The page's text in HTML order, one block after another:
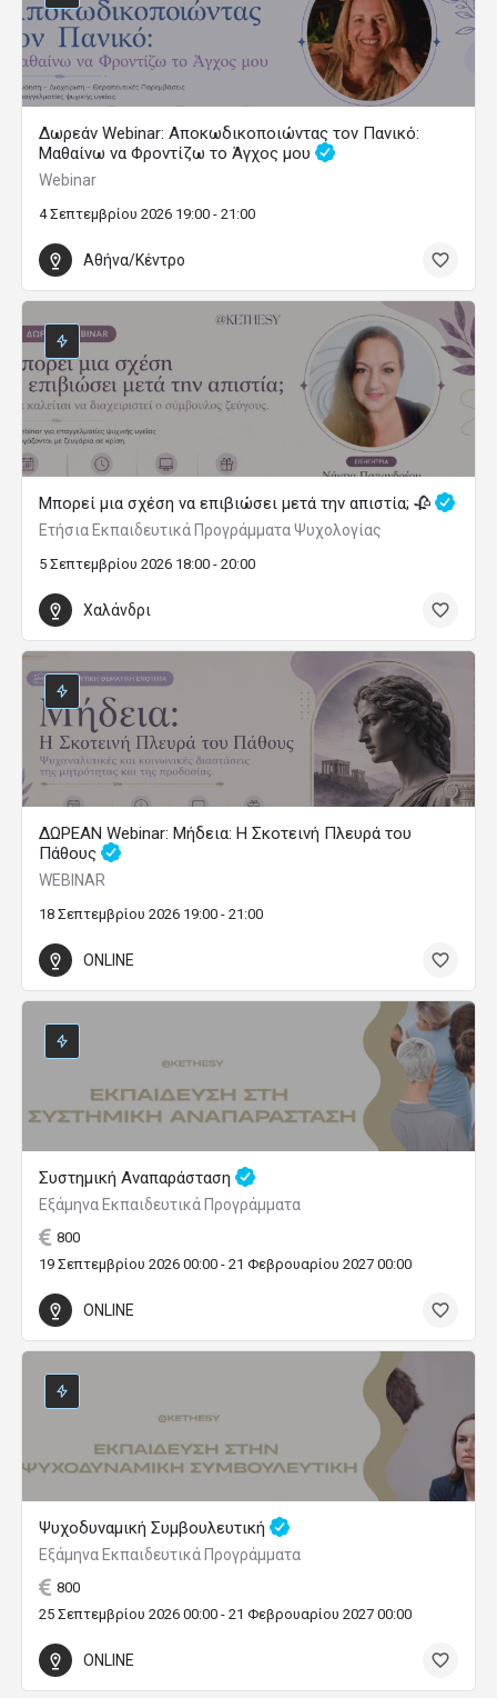
Δωρεάν Webinar: Αποκωδικοποιώντας τον Πανικό:
Μαθαίνω να Φροντίζω το Άγχος μου
Webinar
4 Σεπτεμβρίου 2026 19:00 - 21:00
Αθήνα/Κέντρο
Μπορεί μια σχέση να επιβιώσει μετά την απιστία; 🥀
Ετήσια Εκπαιδευτικά Προγράμματα Ψυχολογίας
5 Σεπτεμβρίου 2026 18:00 - 20:00
Χαλάνδρι
ΔΩΡΕΑΝ Webinar: Μήδεια: Η Σκοτεινή Πλευρά του
Πάθους
WEBINAR
18 Σεπτεμβρίου 2026 19:00 - 21:00
ONLINE
Συστημική Αναπαράσταση
Εξάμηνα Εκπαιδευτικά Προγράμματα
800
19 Σεπτεμβρίου 2026 00:00 - 21 Φεβρουαρίου 2027 00:00
ONLINE
Ψυχοδυναμική Συμβουλευτική
Εξάμηνα Εκπαιδευτικά Προγράμματα
800
25 Σεπτεμβρίου 2026 00:00 - 21 Φεβρουαρίου 2027 00:00
ONLINE